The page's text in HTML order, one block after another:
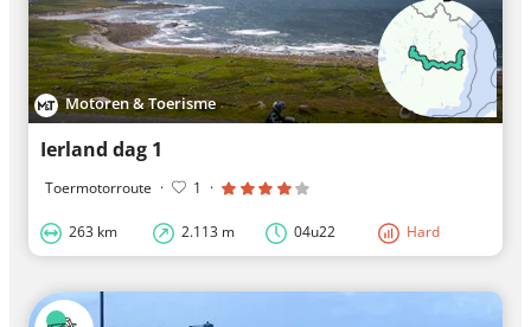
Motoren & Toerisme
Ierland dag 1
Toermotorroute · 1 ·
263 km 2.113 m 04u22 Hard